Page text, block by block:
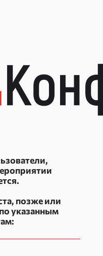
позже или
указанным